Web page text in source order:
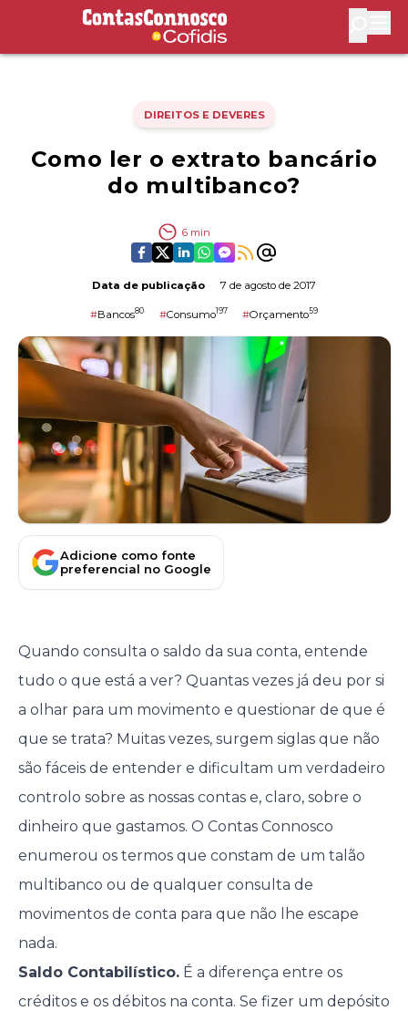
Contas Connosco by Cofidis
DIREITOS E DEVERES
Como ler o extrato bancário
do multibanco?
6 min
Data de publicação 7 de agosto de 2017
#Bancos80 #Consumo197 #Orçamento59
Adicione como fonte
preferencial no Google
Quando consulta o saldo da sua conta, entende
tudo o que está a ver? Quantas vezes já deu por si
a olhar para um movimento e questionar de que é
que se trata? Muitas vezes, surgem siglas que não
são fáceis de entender e dificultam um verdadeiro
controlo sobre as nossas contas e, claro, sobre o
dinheiro que gastamos. O Contas Connosco
enumerou os termos que constam de um talão
multibanco ou de qualquer consulta de
movimentos de conta para que não lhe escape
nada.
Saldo Contabilístico.É a diferença entre os
créditos e os débitos na conta. Se fizer um depósito